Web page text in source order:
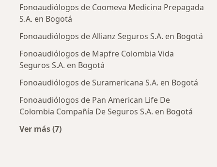
Fonoaudiólogos de Coomeva Medicina Prepagada
S.A. en Bogotá
Fonoaudiólogos de Allianz Seguros S.A. en Bogotá
Fonoaudiólogos de Mapfre Colombia Vida
Seguros S.A. en Bogotá
Fonoaudiólogos de Suramericana S.A. en Bogotá
Fonoaudiólogos de Pan American Life De
Colombia Compañía De Seguros S.A. en Bogotá
Ver más (7)